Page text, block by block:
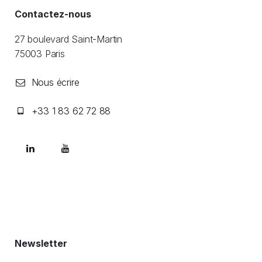
Contactez-nous
27 boulevard Saint-Martin
​75003 Paris
Nous écrire
+33 1 83 62 72 88
Newsletter